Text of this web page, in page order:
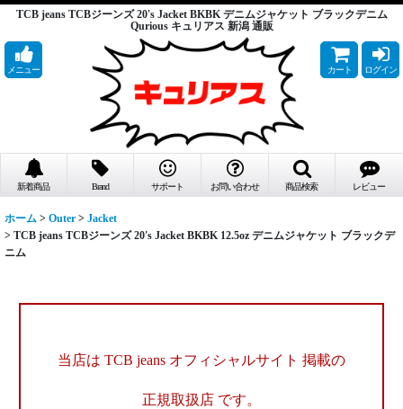
TCB jeans TCBジーンズ 20's Jacket BKBK デニムジャケット ブラックデニム
Qurious キュリアス 新潟 通販
メニュー カート ログイン
新着商品 Brand サポート お問い合わせ 商品検索 レビュー
ホーム > Outer > Jacket
> TCB jeans TCBジーンズ 20's Jacket BKBK 12.5oz デニムジャケット ブラックデ
ニム
当店は TCB jeans オフィシャルサイト 掲載の
正規取扱店 です。